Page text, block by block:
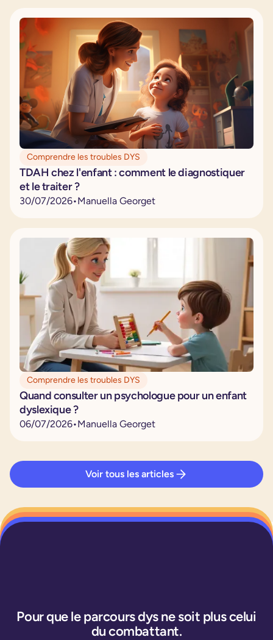
Comprendre les troubles DYS
TDAH chez l'enfant : comment le diagnostiquer
et le traiter ?
30/07/2026•Manuella Georget
Comprendre les troubles DYS
Quand consulter un psychologue pour un enfant
dyslexique ?
06/07/2026•Manuella Georget
Voir tous les articles
Pour que le parcours dys ne soit plus celui
du combattant.